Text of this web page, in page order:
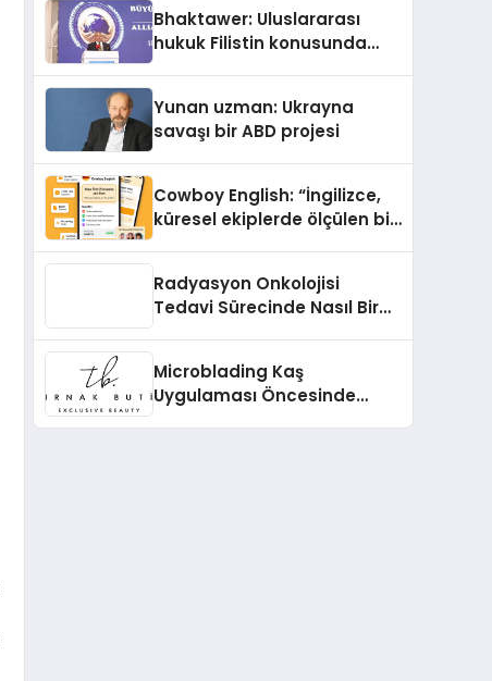
Sindirildiğini Ortaya Koydu
Bhaktawer: Uluslararası
hukuk Filistin konusunda
Yunan uzman: Ukrayna
savaşı bir ABD projesi
Cowboy English: “İngilizce,
küresel ekiplerde ölçülen bir
Radyasyon Onkolojisi
Tedavi Sürecinde Nasıl Bir
Microblading Kaş
Uygulaması Öncesinde